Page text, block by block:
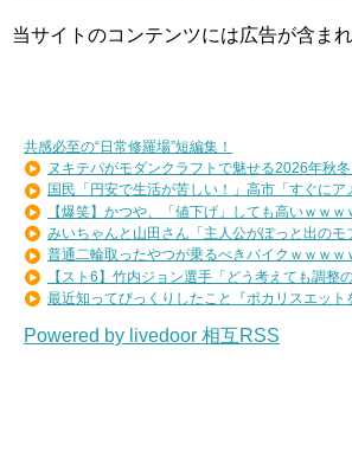
当サイトのコンテンツには広告が含まれ
共感必至の“日常修羅場”短編集！
ヌキテパがモダンクラフトで魅せる2026年秋
国民「円安で生活が苦しい！」高市「すぐにア
【爆笑】かつや、「値下げ」しても高いｗｗｗ
みいちゃんと山田さん「主人公がぽっと出のモ
普通二輪取ったやつが乗るべきバイクｗｗｗｗ
【スト6】竹内ジョン選手「どう考えても調整の
最近知ってびっくりしたこと『ポカリスエット
Powered by livedoor 相互RSS